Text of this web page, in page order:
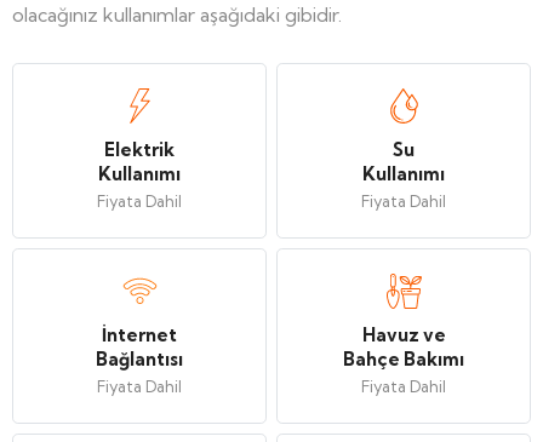
olacağınız kullanımlar aşağıdaki gibidir.
Elektrik
Kullanımı
Fiyata Dahil
Su
Kullanımı
Fiyata Dahil
İnternet
Bağlantısı
Fiyata Dahil
Havuz ve
Bahçe Bakımı
Fiyata Dahil